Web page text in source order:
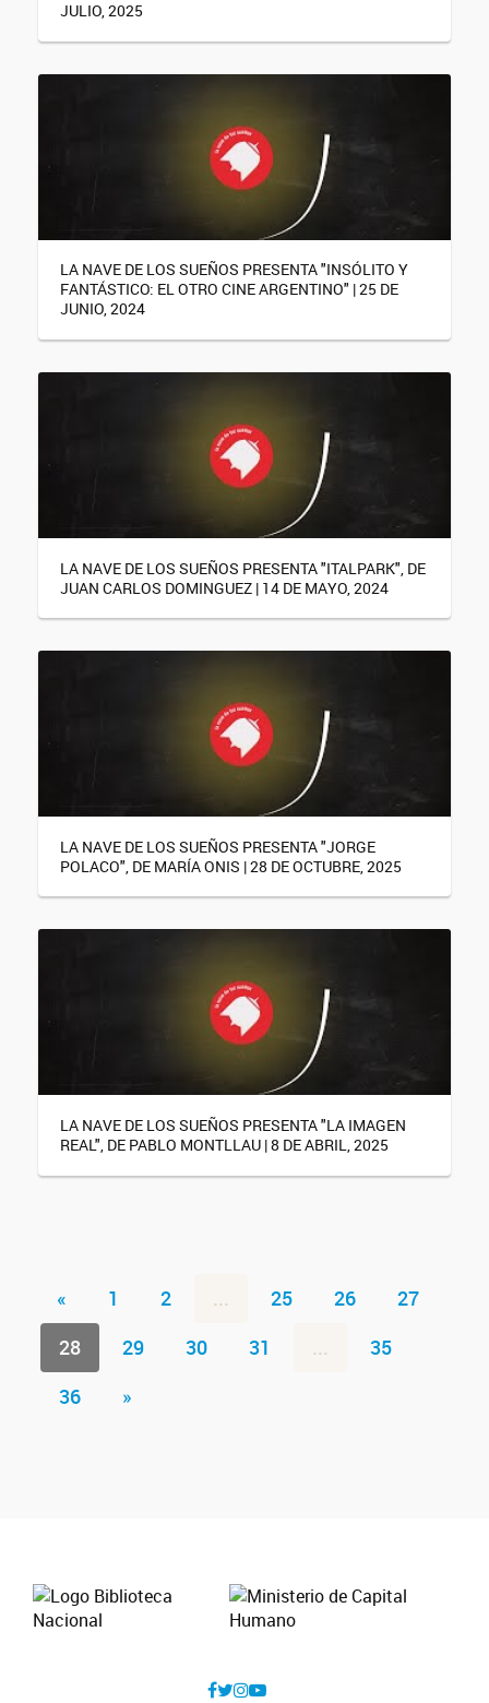
JULIO, 2025
LA NAVE DE LOS SUEÑOS PRESENTA "INSÓLITO Y
FANTÁSTICO: EL OTRO CINE ARGENTINO" | 25 DE
JUNIO, 2024
LA NAVE DE LOS SUEÑOS PRESENTA "ITALPARK", DE
JUAN CARLOS DOMINGUEZ | 14 DE MAYO, 2024
LA NAVE DE LOS SUEÑOS PRESENTA "JORGE
POLACO", DE MARÍA ONIS | 28 DE OCTUBRE, 2025
LA NAVE DE LOS SUEÑOS PRESENTA "LA IMAGEN
REAL", DE PABLO MONTLLAU | 8 DE ABRIL, 2025
« 1 2 ... 25 26
27
28
29 30 31 ...
35
36
»